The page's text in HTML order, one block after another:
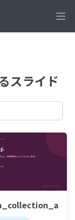
スライド